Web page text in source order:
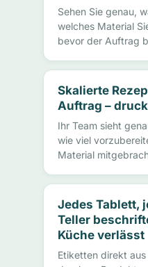
Sehen Sie genau,
welches Material
bevor der Auftrag
Skalierte
Auftrag –
Ihr Team sieht
wie viel
Material
Jedes Tablett,
Teller
Küche verlässt
Etiketten direkt